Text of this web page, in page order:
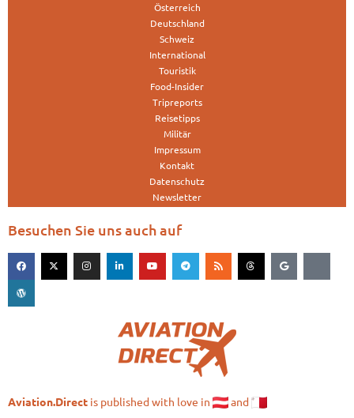
Österreich
Deutschland
Schweiz
International
Touristik
Food-Insider
Tripreports
Reisetipps
Militär
Impressum
Kontakt
Datenschutz
Newsletter
Besuchen Sie uns auch auf
Aviation.Direct is published with love in and